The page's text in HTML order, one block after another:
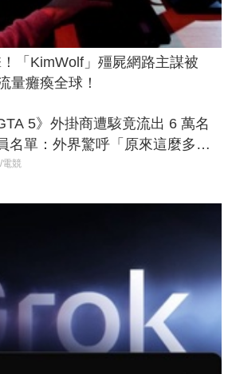
「KimWolf」殭屍網路主謀被
量癱瘓全球！
5》外掛商遭駭竟流出 6 萬名
名單：外界驚呼「原來這麼多人
掛！」
電競